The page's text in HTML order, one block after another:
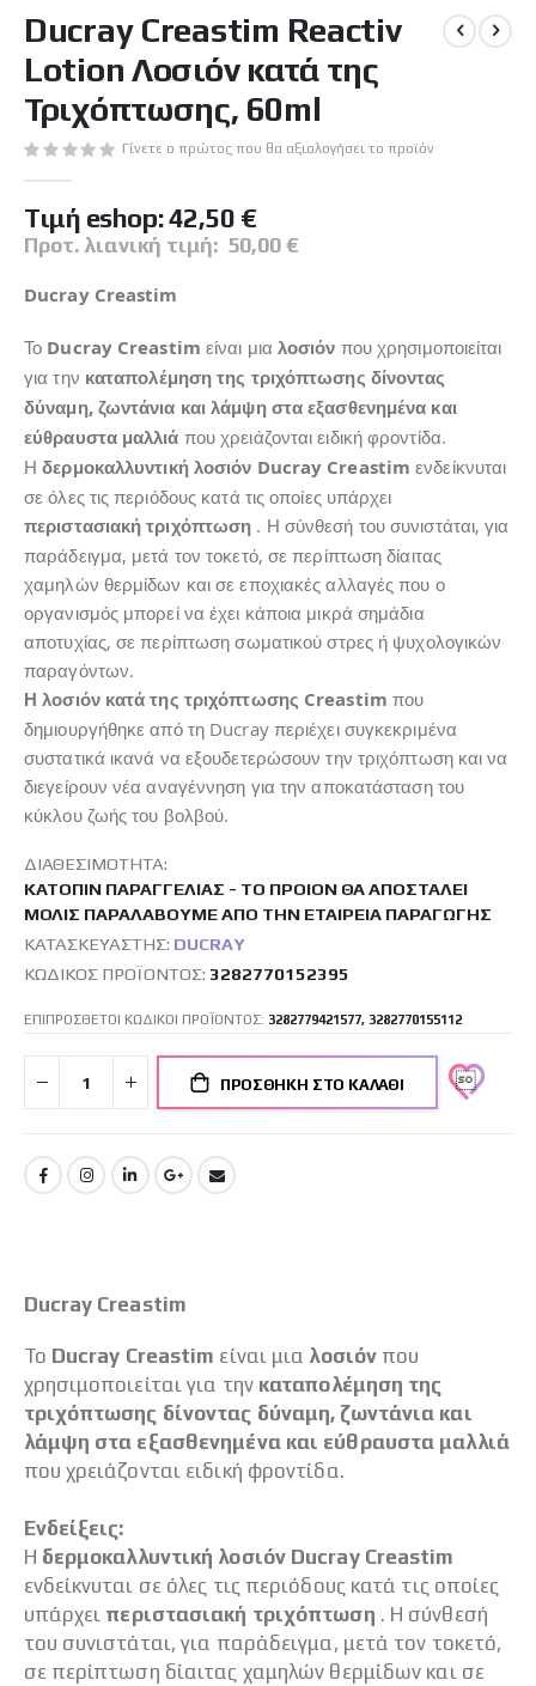
στην
της
συλλογής
εικόνων
Ducray Creastim Reactiv
Lotion Λοσιόν κατά της
Τριχόπτωσης, 60ml
Γίνετε ο πρώτος που θα αξιολογήσει το προϊόν
Tιμή eshop:42,50 €
Προτ. λιανική τιμή: 50,00 €
Ducray Creastim
Το Ducray Creastim είναι μια λοσιόν που χρησιμοποιείται
για την καταπολέμηση της τριχόπτωσης δίνοντας
δύναμη, ζωντάνια και λάμψη στα εξασθενημένα και
εύθραυστα μαλλιά που χρειάζονται ειδική φροντίδα.
Ηδερμοκαλλυντική λοσιόν Ducray Creastim ενδείκνυται
σε όλες τις περιόδους κατά τις οποίες υπάρχει
περιστασιακή τριχόπτωση . Η σύνθεσή του συνιστάται, για
παράδειγμα, μετά τον τοκετό, σε περίπτωση δίαιτας
χαμηλών θερμίδων και σε εποχιακές αλλαγές που ο
οργανισμός μπορεί να έχει κάποια μικρά σημάδια
αποτυχίας, σε περίπτωση σωματικού στρες ή ψυχολογικών
παραγόντων.
Η λοσιόν κατά της τριχόπτωσης Creastim που
δημιουργήθηκε από τη Ducray περιέχει συγκεκριμένα
συστατικά ικανά να εξουδετερώσουν την τριχόπτωση και να
διεγείρουν νέα αναγέννηση για την αποκατάσταση του
κύκλου ζωής του βολβού.
ΔΙΑΘΕΣΙΜΌΤΗΤΑ:
ΚΑΤΌΠΙΝ ΠΑΡΑΓΓΕΛΊΑΣ - ΤΟ ΠΡΟΙΌΝ ΘΑ ΑΠΟΣΤΑΛΕΊ
ΜΌΛΙΣ ΠΑΡΑΛΆΒΟΥΜΕ ΑΠΌ ΤΗΝ ΕΤΑΙΡΕΊΑ ΠΑΡΑΓΩΓΉΣ
ΚΑΤΑΣΚΕΥΑΣΤΉΣ: DUCRAY
ΚΩΔΙΚΌΣ ΠΡΟΪΌΝΤΟΣ 3282770152395
ΕΠΙΠΡΟΣΘΕΤΟΙ ΚΩΔΙΚΟΙ ΠΡΟΪΟΝΤΟΣ: 3282779421577, 3282770155112
ΠΡΟΣΘΉΚΗ ΣΤΟ ΚΑΛΆΘΙ
Ducray Creastim
Το Ducray Creastim είναι μια λοσιόν που
χρησιμοποιείται για την καταπολέμηση της
τριχόπτωσης δίνοντας δύναμη, ζωντάνια και
λάμψη στα εξασθενημένα και εύθραυστα μαλλιά
που χρειάζονται ειδική φροντίδα.
Ενδείξεις:
Η δερμοκαλλυντική λοσιόν Ducray Creastim
ενδείκνυται σε όλες τις περιόδους κατά τις οποίες
υπάρχει περιστασιακή τριχόπτωση . Η σύνθεσή
του συνιστάται, για παράδειγμα, μετά τον τοκετό,
σε περίπτωση δίαιτας χαμηλών θερμίδων και σε